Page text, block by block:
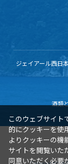
ジェイアール西日
酒類
このウェブサイト
的にクッキーを使
よりクッキーの機
サイトを閲覧いた
同意いただく必要